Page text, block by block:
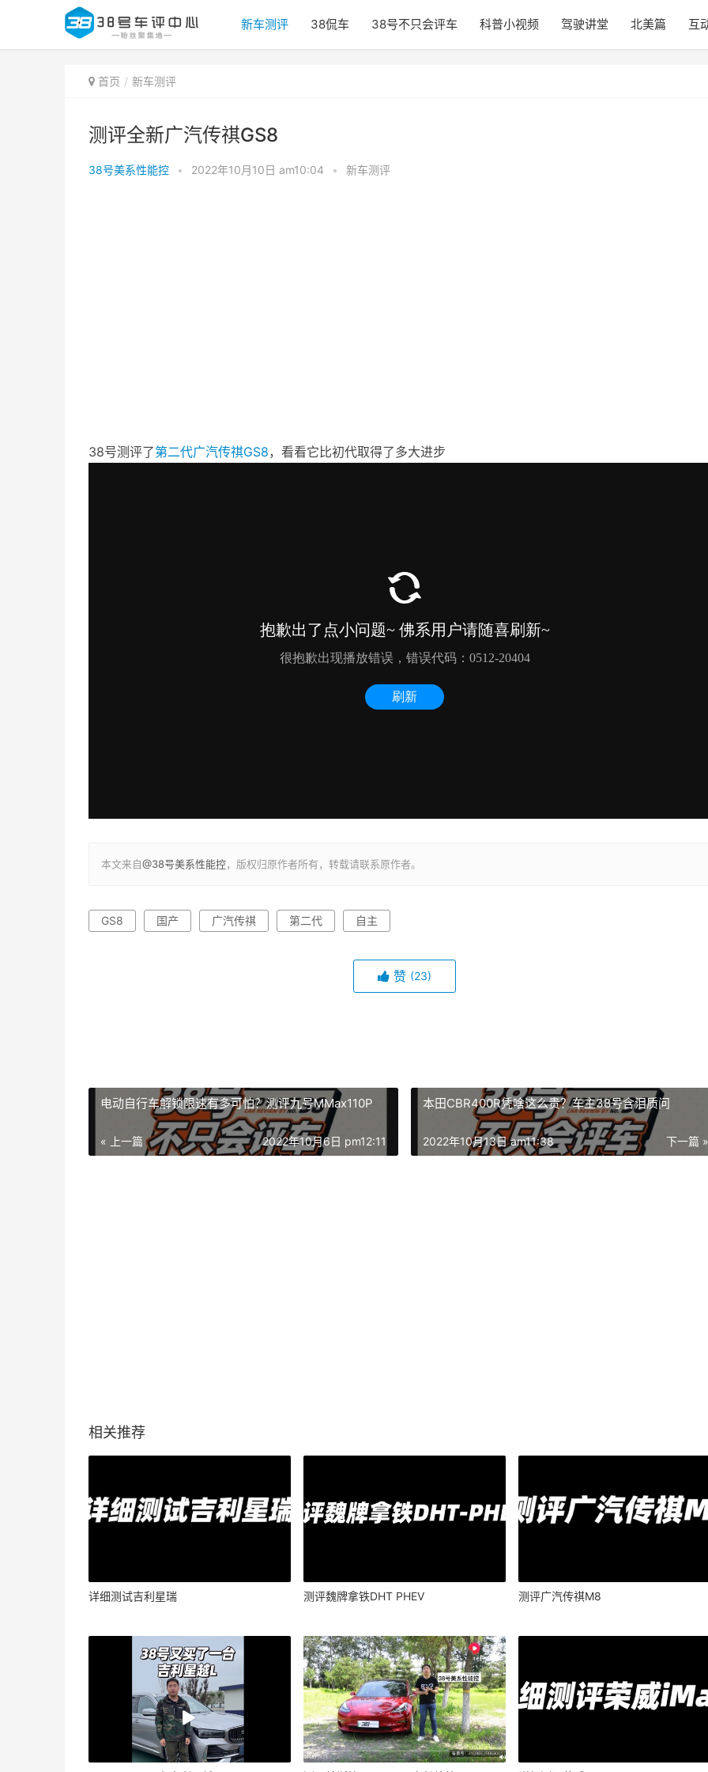
新车测评 38侃车 38号不只会评车 科普小视频 驾驶讲堂 北美篇 互
首页 新车测评
测评全新广汽传祺GS8
38号美系性能控 • 2022年10月10日 am10:04 • 新车测评
38号测评了第二代广汽传祺GS8，看看它比初代取得了多大进步
本文来自@38号美系性能控，版权归原作者所有，转载请联系原作者。
GS8 国产 广汽传祺 第二代 自主
赞 (23)
电动自行车解锁限速有多可怕？测评九号MMax110P
« 上一篇 2022年10月6日 pm12:11
本田CBR400R凭啥这么贵？车主38号含泪质问
下一篇 »
2022年10月13日 am11:38
相关推荐
详细测试吉利星瑞 测评魏牌拿铁DHT PHEV 测评广汽传祺M8